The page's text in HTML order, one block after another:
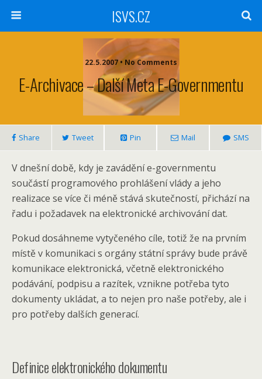
ISVS.CZ
22.5.2007 • No Comments
E-Archivace – Další Meta E-Governmentu
Share Tweet Pin Mail SMS
V dnešní době, kdy je zavádění e-governmentu
součástí programového prohlášení vlády a jeho
realizace se více či méně stává skutečností, přichází na
řadu i požadavek na elektronické archivování dat.
Pokud dosáhneme vytyčeného cíle, totiž že na prvním
místě v komunikaci s orgány státní správy bude právě
komunikace elektronická, včetně elektronického
podávání, podpisu a razítek, vznikne potřeba tyto
dokumenty ukládat, a to nejen pro naše potřeby, ale i
pro potřeby dalších generací.
Definice elektronického dokumentu